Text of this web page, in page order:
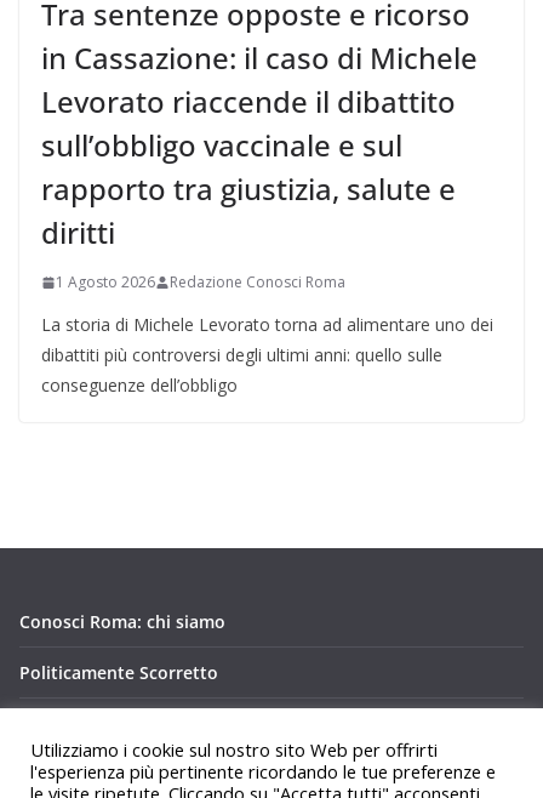
Tra sentenze opposte e ricorso
in Cassazione: il caso di Michele
Levorato riaccende il dibattito
sull’obbligo vaccinale e sul
rapporto tra giustizia, salute e
diritti
1 Agosto 2026 Redazione Conosci Roma
La storia di Michele Levorato torna ad alimentare uno dei
dibattiti più controversi degli ultimi anni: quello sulle
conseguenze dell’obbligo
Conosci Roma: chi siamo
Politicamente Scorretto
Utilizziamo i cookie sul nostro sito Web per offrirti
l'esperienza più pertinente ricordando le tue preferenze e
le visite ripetute. Cliccando su "Accetta tutti" acconsenti